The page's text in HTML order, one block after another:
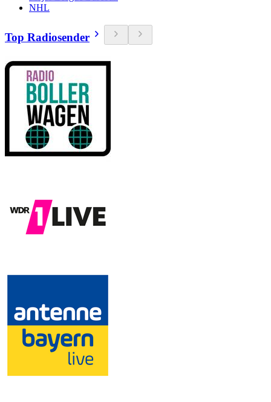
NHL
Top Radiosender